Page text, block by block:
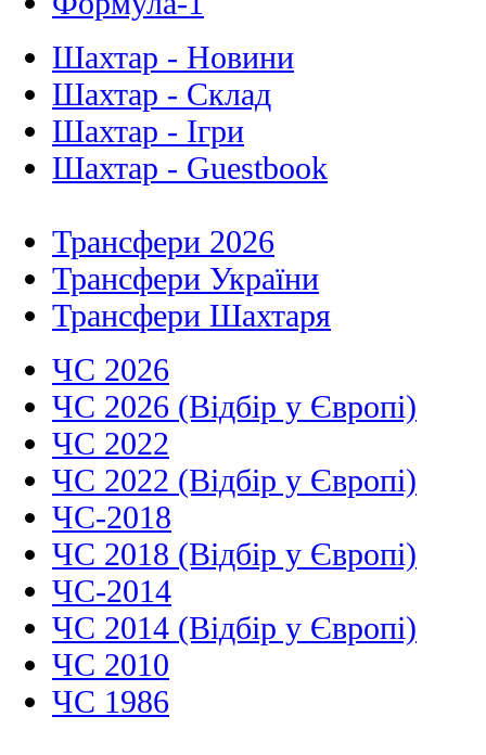
Шахтар - Новини
Шахтар - Склад
Шахтар - Ігри
Шахтар - Guestbook
Трансфери 2026
Трансфери України
Трансфери Шахтаря
ЧС 2026
ЧС 2026 (Відбір у Європі)
ЧС 2022
ЧС 2022 (Відбір у Європі)
ЧС-2018
ЧС 2018 (Відбір у Європі)
ЧС-2014
ЧС 2014 (Відбір у Європі)
ЧС 2010
ЧС 1986